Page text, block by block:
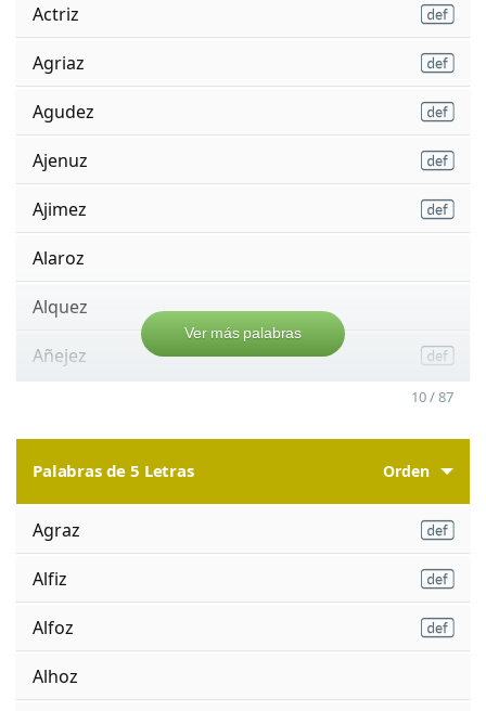
Actriz
Agriaz
Agudez
Ajenuz
Ajimez
Alaroz
Alquez
Añejez
Ver más palabras
10 / 87
Palabras de 5 Letras Orden
Agraz
Alfiz
Alfoz
Alhoz